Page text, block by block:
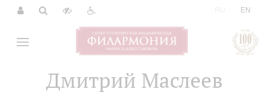
EN
Дмитрий Маслеев